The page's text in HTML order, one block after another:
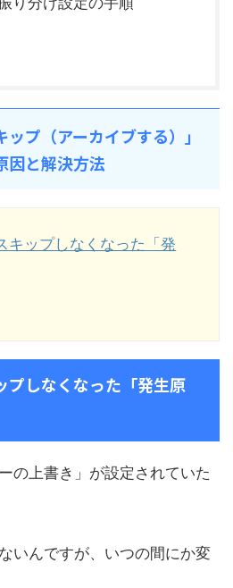
ップ（アーカイブする）」
因と解決方法
キップしなくなった「発
プしなくなった「発生原
の上書き」が設定されていた
いんですが、いつの間にか変